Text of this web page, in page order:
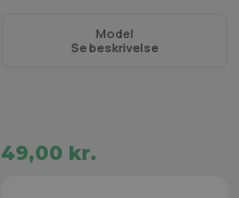
Model
Se beskrivelse
49,00 kr.